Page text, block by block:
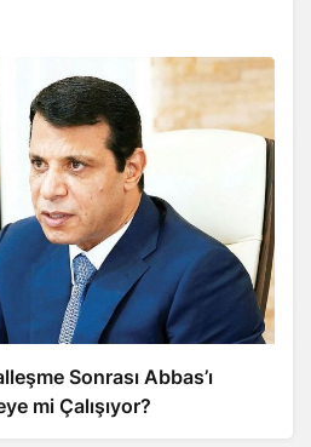
Sonrası Abbas’ı
mi Çalışıyor?